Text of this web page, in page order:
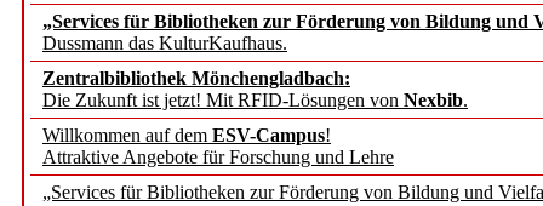
„Services für Bibliotheken zur Förderung von Bildung und
Dussmann das KulturKaufhaus.
Zentralbibliothek Mönchengladbach:
Die Zukunft ist jetzt! Mit RFID-Lösungen von Nexbib.
Willkommen auf dem ESV-Campus!
Attraktive Angebote für Forschung und Lehre
„Services für Bibliotheken zur Förderung von Bildung und
angepasst
konstruktiv!